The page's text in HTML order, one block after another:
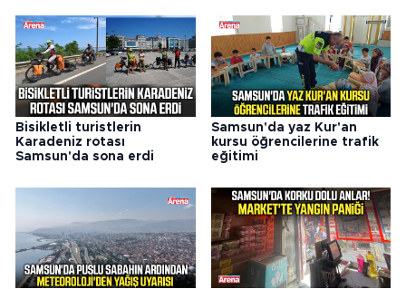
Bisikletli turistlerin
Karadeniz rotası
Samsun'da sona erdi
Samsun'da yaz Kur'an
kursu öğrencilerine trafik
eğitimi